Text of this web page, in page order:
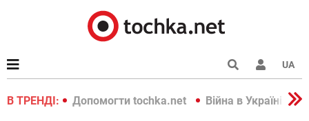
UA
В ТРЕНДІ:
2022 Допомогти tochka.net Війна в Україні 2022